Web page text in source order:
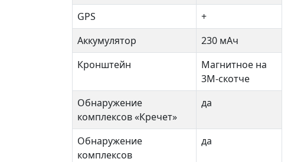
GPS
+
Аккумулятор
230 мАч
Кронштейн
Магнитное на
3М-скотче
Обнаружение
комплексов «Кречет»
да
Обнаружение
комплексов
да